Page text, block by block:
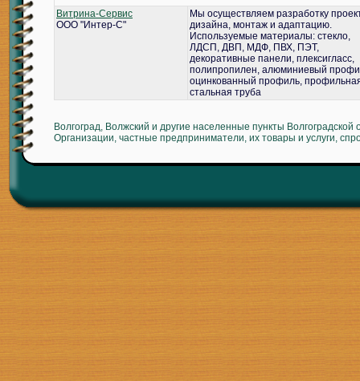
Витрина-Сервис
ООО "Интер-С"
Мы осуществляем разработку
дизайна, монтаж и адаптацию.
Используемые материалы: стекло,
ЛДСП, ДВП, МДФ, ПВХ, ПЭТ,
декоративные панели, плексигласс,
полипропилен, алюминиевый
оцинкованный профиль,
стальная труба
Волгоград, Волжский и другие населенные пункты Волгоградской
Организации, частные предприниматели, их товары и услуги,